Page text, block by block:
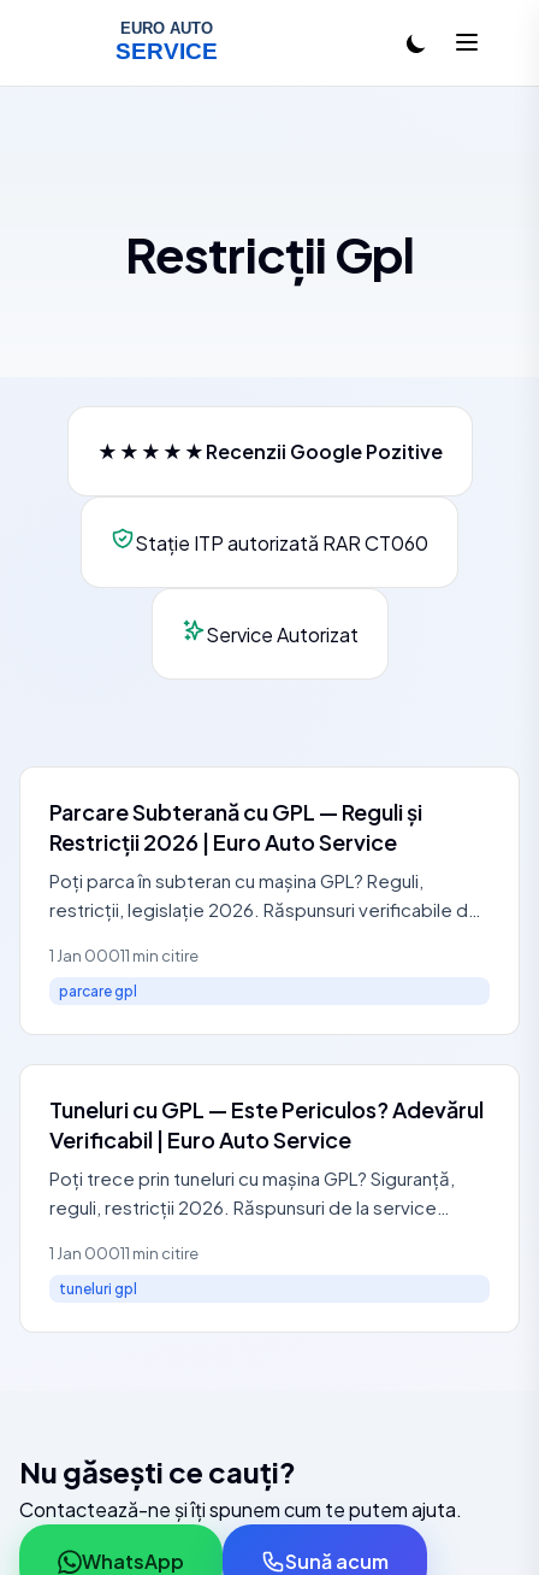
Restricții Gpl
★★★★★Recenzii Google Pozitive
Stație ITP autorizată RAR CT060
Service Autorizat
Parcare Subterană cu GPL — Reguli și
Restricții 2026 | Euro Auto Service
Poți parca în subteran cu mașina GPL? Reguli,
restricții, legislație 2026. Răspunsuri verificabile de
1 Jan 00011 min citire
parcare gpl
Tuneluri cu GPL — Este Periculos? Adevărul
Verificabil | Euro Auto Service
Poți trece prin tuneluri cu mașina GPL? Siguranță,
reguli, restricții 2026. Răspunsuri de la service
1 Jan 00011 min citire
tuneluri gpl
Nu găsești ce cauți?
Contactează-ne și îți spunem cum te putem ajuta.
WhatsApp Sună acum